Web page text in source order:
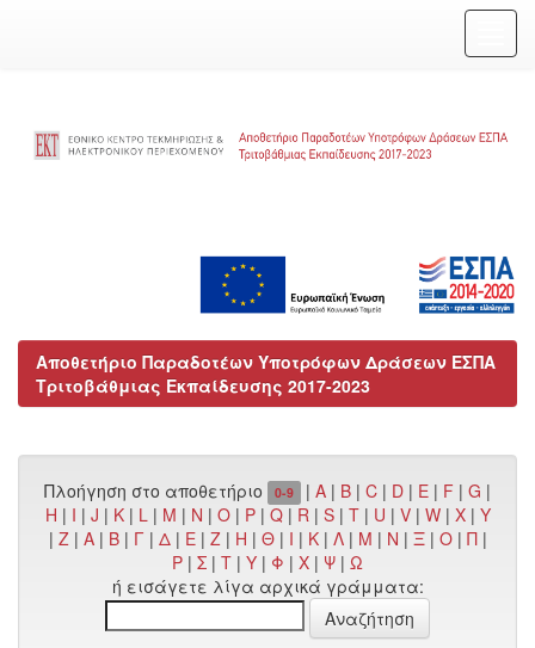
Αποθετήριο Παραδοτέων Υποτρόφων Δράσεων ΕΣΠΑ
Τριτοβάθμιας Εκπαίδευσης 2017-2023
Πλοήγηση στο αποθετήριο 0-9 |A | B |C | D | E | F |G |
H | I | J | K | L | M | N | O | P | Q | R | S | T | U | V | W | X | Y
| Z | Α | Β | Γ | Δ | Ε | Ζ | Η | Θ | Ι | Κ | Λ | Μ | Ν | Ξ | Ο | Π |
Ρ | Σ | Τ | Υ | Φ | Χ | Ψ | Ω
ή εισάγετε λίγα αρχικά γράμματα: